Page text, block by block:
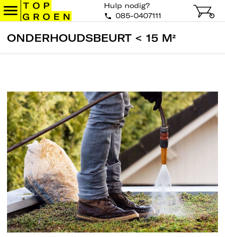
Hulp nodig?
085-0407111
ONDERHOUDSBEURT < 15 M²